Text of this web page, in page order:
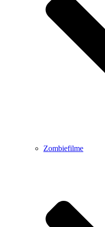
Zombiefilme